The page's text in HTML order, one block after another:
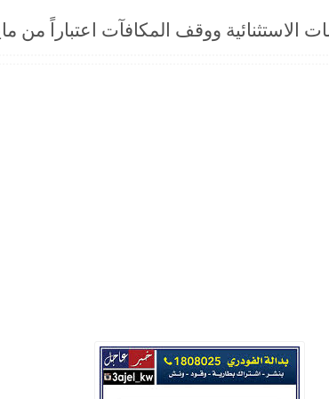
ووقف المكافآت اعتباراً من مايو